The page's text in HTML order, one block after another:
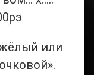
или